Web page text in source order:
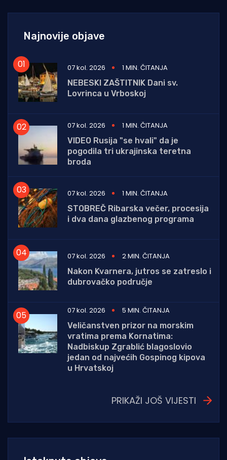
Najnovije objave
07 kol. 2026
1 MIN. ČITANJA
NEBESKI ZAŠTITNIK Dani sv.
Lovrinca u Vrboskoj
07 kol. 2026
1 MIN. ČITANJA
VIDEO Rusija "se hvali" da je
pogodila tri ukrajinska teretna
broda
07 kol. 2026
1 MIN. ČITANJA
STOBREČ Ribarska večer, procesija
i dva dana glazbenog programa
07 kol. 2026
2 MIN. ČITANJA
Nakon Kvarnera, jutros se zatreslo i
dubrovačko područje
07 kol. 2026
5 MIN. ČITANJA
Veličanstven prizor na morskim
vratima prema Kornatima:
Nadbiskup Zgrablić blagoslovio
jedan od najvećih Gospinog kipova
u Hrvatskoj
PRIKAŽI JOŠ VIJESTI